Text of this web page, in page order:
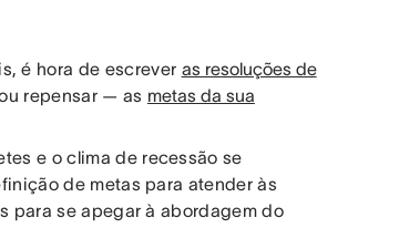
é hora de escrever as resoluções de
repensar — as metas da sua
e o clima de recessão se
de metas para atender às
para se apegar à abordagem do